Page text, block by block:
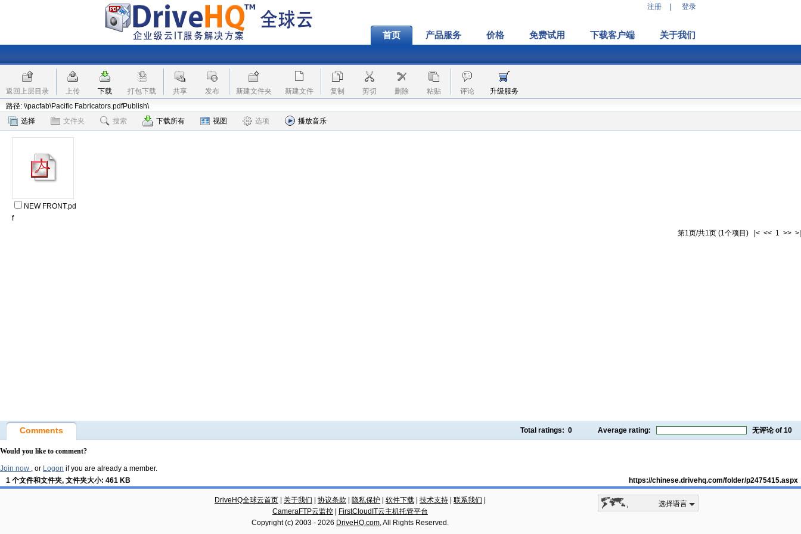
注册 登录
首页 产品服务 价格 免费试用 下载客户端 关于我们
返回上层目录 上传 下载 打包下载 共享 发布 新建文件夹 新建文件 复制 剪切 删除 粘贴 评论
升级服务
路径: \\pacfab\Pacific Fabricators.pdfPublish\
选择
文件夹 搜索 下载所有 视图 选项 播放音乐
NEW FRONT.pd
f
第1页/共1页 (1个项目) |< << 1 >> >|
Comments Total ratings: 0 Average rating: 无评论of 10
Would you like to comment?
Join now , or Logon if you are already a member.
1 个文件和文件夹, 文件夹大小: 461 KB
https://chinese.drivehq.com/folder/p2475415.aspx
DriveHQ全球云首页 关于我们 协议条款 隐私保护 软件下载 技术支持 联系我们
CameraFTP云监控
FirstCloudIT云主机托管平台
Copyright (c) 2003 - 2026 DriveHQ.com, All Rights Reserved.
选择语言